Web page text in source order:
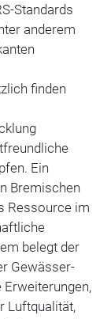
Standards
anderem
finden
Ein
Bremischen
Ressource im
belegt der
Gewässer-
Erweiterungen,
Luftqualität,